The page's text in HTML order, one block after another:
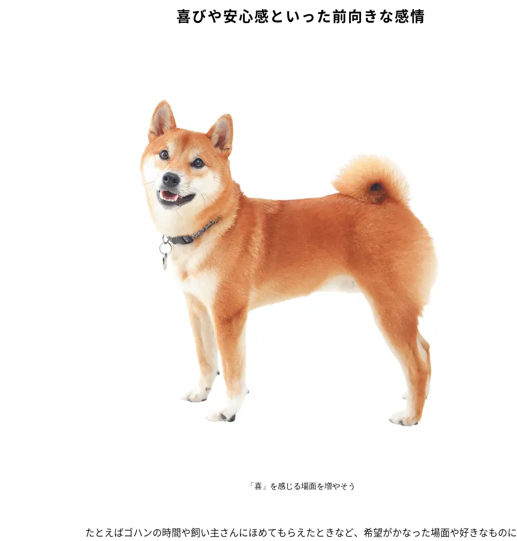
喜びや安心感といった前向きな感情
「喜」を感じる場面を増やそう
たとえばゴハンの時間や飼い主さんにほめてもらえたときなど、希望がかなった場面や好きなものに